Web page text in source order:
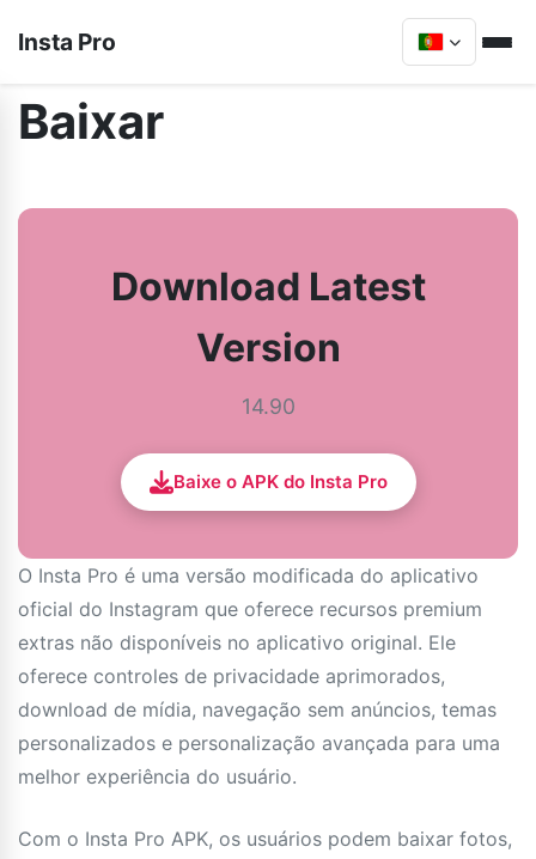
Insta Pro
Baixar
Download Latest
Version
14.90
Baixe o APK do Insta Pro
O Insta Pro é uma versão modificada do aplicativo
oficial do Instagram que oferece recursos premium
extras não disponíveis no aplicativo original. Ele
oferece controles de privacidade aprimorados,
download de mídia, navegação sem anúncios, temas
personalizados e personalização avançada para uma
melhor experiência do usuário.
Com o Insta Pro APK, os usuários podem baixar fotos,